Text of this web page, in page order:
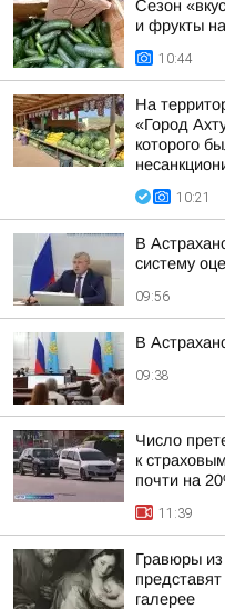
Сезон
и фрукты
10:44
На
«Город
которого
10:21
В
систему
09:56
В
09:38
Число
к
почти на
11:39
Гравюры
галерее